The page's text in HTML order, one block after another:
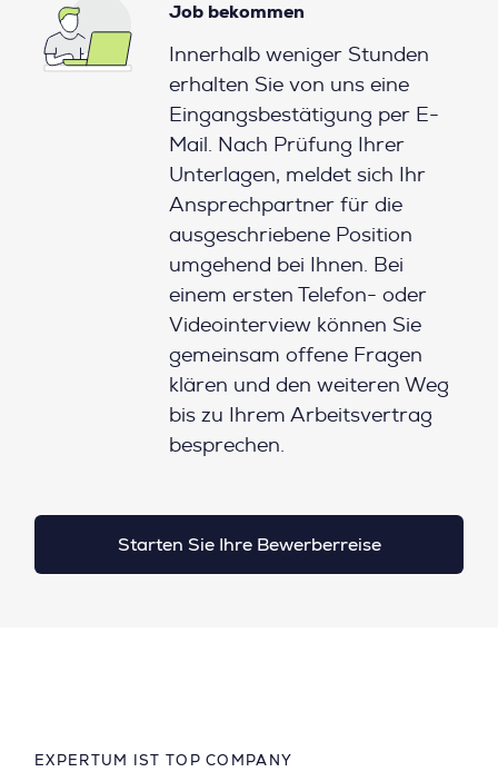
Job bekommen
Innerhalb weniger Stunden
erhalten Sie von uns eine
Eingangsbestätigung per E-
Mail. Nach Prüfung Ihrer
Unterlagen, meldet sich Ihr
Ansprechpartner für die
ausgeschriebene Position
umgehend bei Ihnen. Bei
einem ersten Telefon- oder
Videointerview können Sie
gemeinsam offene Fragen
klären und den weiteren Weg
bis zu Ihrem Arbeitsvertrag
besprechen.
Starten Sie Ihre Bewerberreise
EXPERTUM IST TOP COMPANY